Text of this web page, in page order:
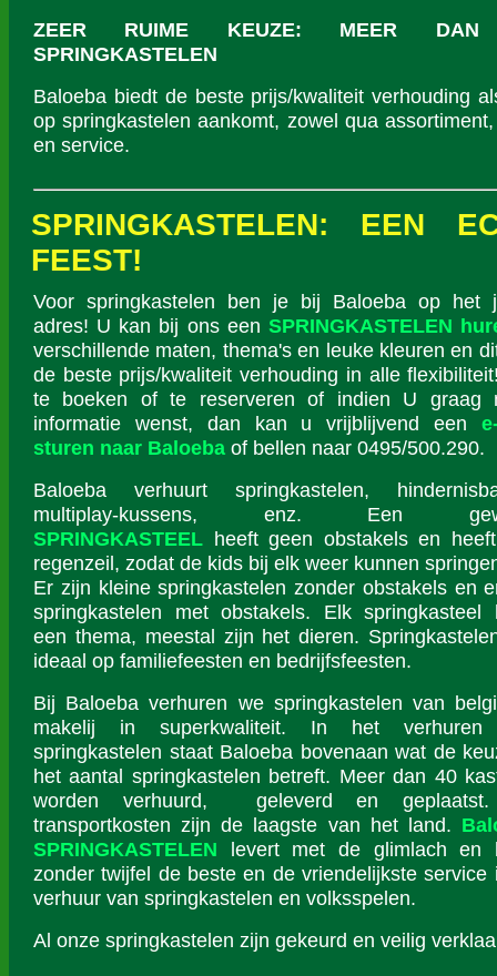
ZEER RUIME KEUZE: MEER
SPRINGKASTELEN
Baloeba biedt de beste prijs/kwaliteit verhouding
op springkastelen aankomt, zowel qua
en service.
SPRINGKASTELEN: EEN
FEEST!
Voor springkastelen ben je bij Baloeba op het
adres! U kan bij ons een SPRINGKASTELEN
verschillende maten, thema's en leuke kleuren en
de beste prijs/kwaliteit verhouding in alle
te boeken of te reserveren of indien U graag
informatie wenst, dan kan u vrijblijvend een
sturen naar Baloeba of bellen naar 0495/500.290.
Baloeba verhuurt springkastelen,
multiplay-kussens, enz. Een
SPRINGKASTEEL heeft geen obstakels en
regenzeil, zodat de kids bij elk weer kunnen
Er zijn kleine springkastelen zonder obstakels en
springkastelen met obstakels. Elk springkasteel
een thema, meestal zijn het dieren.
ideaal op familiefeesten en bedrijfsfeesten.
Bij Baloeba verhuren we springkastelen van
makelij in superkwaliteit. In het verhuren
springkastelen staat Baloeba bovenaan wat de
het aantal springkastelen betreft. Meer dan 40
worden verhuurd, geleverd en
transportkosten zijn de laagste van het land.
SPRINGKASTELEN levert met de glimlach en
zonder twijfel de beste en de vriendelijkste service
verhuur van springkastelen en volksspelen.
Al onze springkastelen zijn gekeurd en veilig